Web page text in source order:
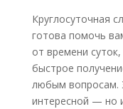
Круглосуточная
готова помочь
от времени
быстрое
любым вопросам.
интересной — но